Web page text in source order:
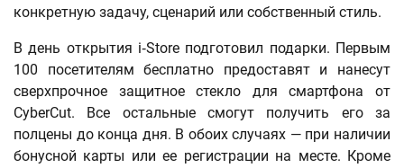
конкретную задачу, сценарий или собственный стиль.
В день открытия i‑Store подготовил подарки. Первым
100 посетителям бесплатно предоставят и нанесут
сверхпрочное защитное стекло для смартфона от
CyberCut. Все остальные смогут получить его за
полцены до конца дня. В обоих случаях — при наличии
бонусной карты или ее регистрации на месте. Кроме